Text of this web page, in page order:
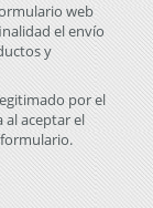
web
el envío
y
por el
aceptar el